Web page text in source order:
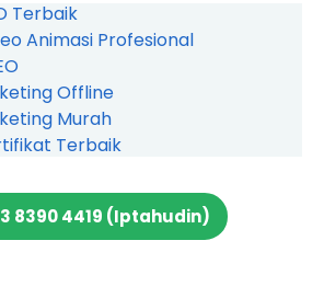
Terbaik
Animasi Profesional
Offline
Murah
Terbaik
8390 4419 (Iptahudin)